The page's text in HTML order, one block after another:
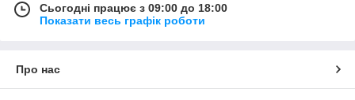
Сьогодні працює з 09:00 до 18:00
Показати весь графік роботи
Про нас